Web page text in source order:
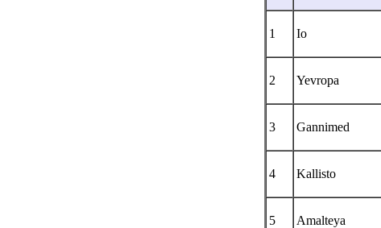
1 Io
2 Yevropa
3 Gannimed
4 Kallisto
5 Amalteya